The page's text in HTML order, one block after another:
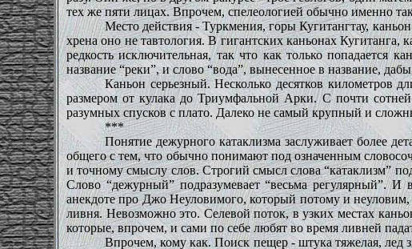
тех же пяти лицах. Впрочем, спелеологией обычно именно
Место действия - Туркмения, горы Кугитангтау,
хрена оно не тавтология. В гигантских каньонах
редкость исключительная, так что как только
название “реки”, и слово “вода”, вынесенное в название,
Каньон серьезный. Несколько десятков километров
размером от кулака до Триумфальной Арки. С почти
разумных спусков с плато. Далеко не самый крупный и
***
Понятие дежурного катаклизма заслуживает более
общего с тем, что обычно понимают под означенным
и точному смыслу слов. Строгий смысл слова “катаклизм”
Слово “дежурный” подразумевает “весьма регулярный”. И
анекдоте про Джо Неуловимого, который потому и
ливня. Невозможно это. Селевой поток, в узких местах
которые, впрочем, и сами по себе любят во время ливней
Впрочем, кому как. Поиск пещер - штука тяжелая, лед